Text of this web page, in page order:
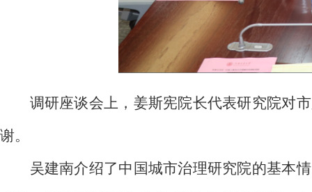
调研座谈会上，姜斯宪院长代表研究院对
谢。
吴建南介绍了中国城市治理研究院的基本